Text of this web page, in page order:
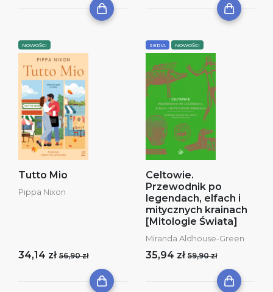
NOWOŚCI
Tutto Mio
Pippa Nixon
34,14 zł 56,90 zł
SERIA NOWOŚCI
Celtowie.
Przewodnik po
legendach, elfach i
mitycznych krainach
[Mitologie Świata]
Miranda Aldhouse-Green
35,94 zł 59,90 zł